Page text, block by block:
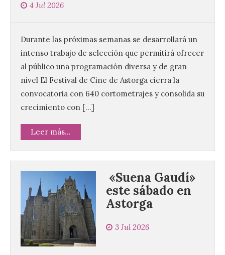
4 Jul 2026
Durante las próximas semanas se desarrollará un
intenso trabajo de selección que permitirá ofrecer
al público una programación diversa y de gran
nivel El Festival de Cine de Astorga cierra la
convocatoria con 640 cortometrajes y consolida su
crecimiento con […]
Leer más...
«Suena Gaudí»
este sábado en
Astorga
3 Jul 2026
La UPSA impulsa la
creación musical con el I
Concurso Internacional de